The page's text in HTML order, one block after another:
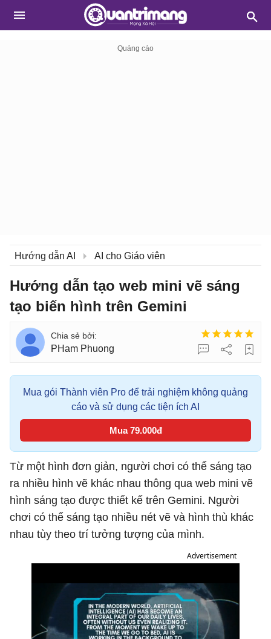
Hướng dẫn AI AI cho Giáo viên
Hướng dẫn tạo web mini vẽ sáng
tạo biến hình trên Gemini
PHam Phuong
Mua gói Thành viên Pro để trải nghiệm không quảng
cáo và sử dụng các tiện ích AI
Mua 79.000đ
Từ một hình đơn giản, người chơi có thể sáng tạo
ra nhiều hình vẽ khác nhau thông qua web mini vẽ
hình sáng tạo được thiết kế trên Gemini. Người
chơi có thể sáng tạo nhiều nét vẽ và hình thù khác
nhau tùy theo trí tưởng tượng của mình.
Advertisement